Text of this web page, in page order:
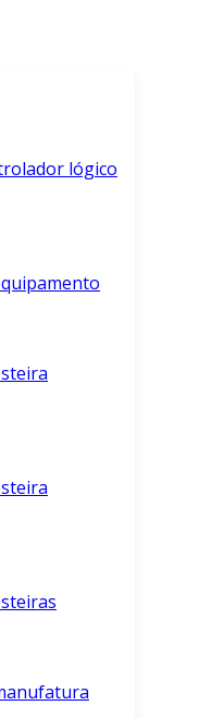
lógico